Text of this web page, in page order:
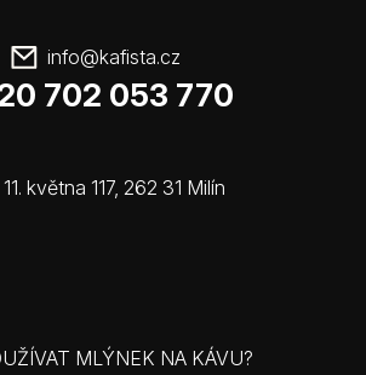
info@kafista.cz
702 053 770
11. května 117, 262 31 Milín
MLÝNEK NA KÁVU?